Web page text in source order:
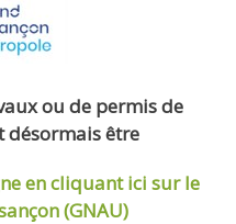
ou de permis de
désormais être
en cliquant ici sur le
(GNAU)